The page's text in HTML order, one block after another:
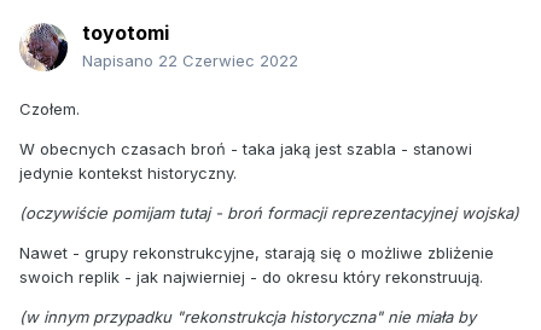
toyotomi
Napisano 22 Czerwiec 2022
Czołem.
W obecnych czasach broń - taka jaką jest szabla - stanowi
jedynie kontekst historyczny.
(oczywiście pomijam tutaj - broń formacji reprezentacyjnej wojska)
Nawet - grupy rekonstrukcyjne, starają się o możliwe zbliżenie
swoich replik - jak najwierniej - do okresu który rekonstruują.
(w innym przypadku "rekonstrukcja historyczna" nie miała by